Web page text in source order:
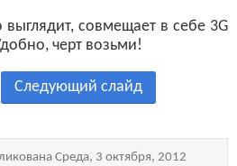
выглядит, совмещает в себе 3G
черт возьми!
Следующий слайд
Среда, 3 октября, 2012